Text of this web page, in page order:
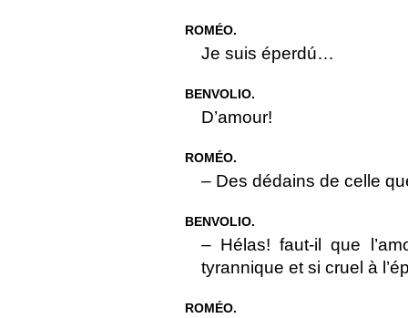
ROMÉO.
Je suis éperdú…
BENVOLIO.
D’amour!
ROMÉO.
– Des dédains de celle
BENVOLIO.
– Hélas! faut-il que
tyrannique et si cruel à
ROMÉO.